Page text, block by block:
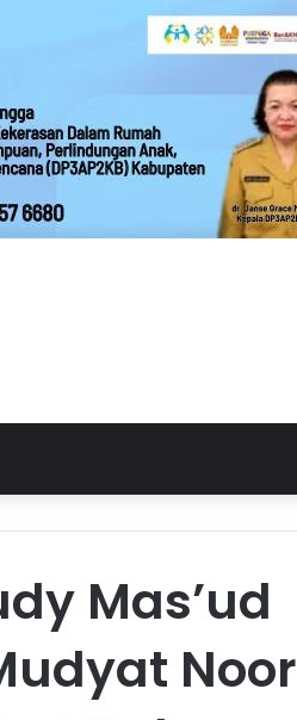
Mas’ud
Noor